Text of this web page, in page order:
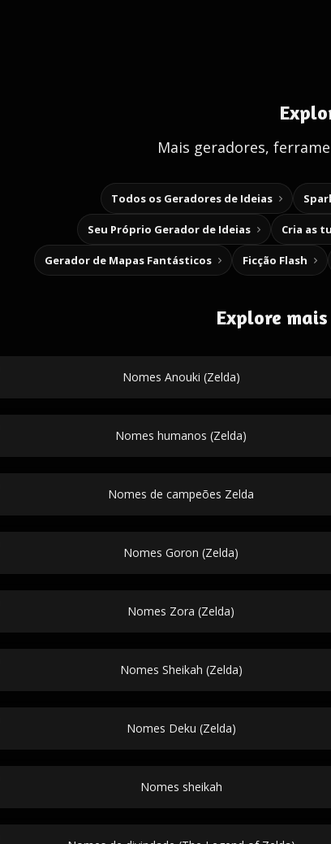
Mais geradores,
Todos os Geradores de Ideias
Seu Próprio Gerador de Ideias
Gerador de Mapas Fantásticos Ficção Flash
Explore
Nomes Anouki (Zelda)
Nomes humanos (Zelda)
Nomes de campeões Zelda
Nomes Goron (Zelda)
Nomes Zora (Zelda)
Nomes Sheikah (Zelda)
Nomes Deku (Zelda)
Nomes sheikah